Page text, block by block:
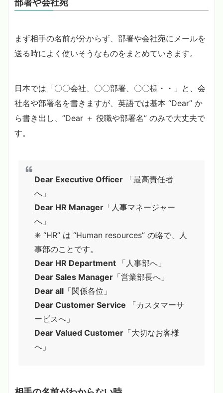
まず相手の名前が分からず、部署や会社宛にメールを
送る時によく使いそうなものをまとめていきます。
日本では「〇〇会社、〇〇部署、〇〇様・・」と、会
社名や部署名を書きますが、英語では基本 “Dear” か
ら書き出し、”Dear ＋ 役職や部署名” のみで大丈夫で
す。
Dear Executive Officer 「最高責任者
へ」
Dear HR Manager 「人事マネージャー
へ」
✳︎ “HR” は “Human resources” の略で、人
事部のことです。
Dear HR Department
「人事部へ」
Dear Sales Manager 「営業部長へ」
Dear all 「関係各位」
Dear Customer Service 「カスタマーサ
ービスへ」
Dear Valued Customer 「大切なお客様
へ」